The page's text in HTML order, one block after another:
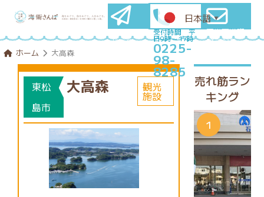
メールマ
ガ登録
受付時間 平
日9時～17時
0225-
98-
8285
石巻圏満喫
プランを
ホーム 大高森
東松
島市
大高森 観光
施設
売れ筋ラン
キング
日本語 ▼